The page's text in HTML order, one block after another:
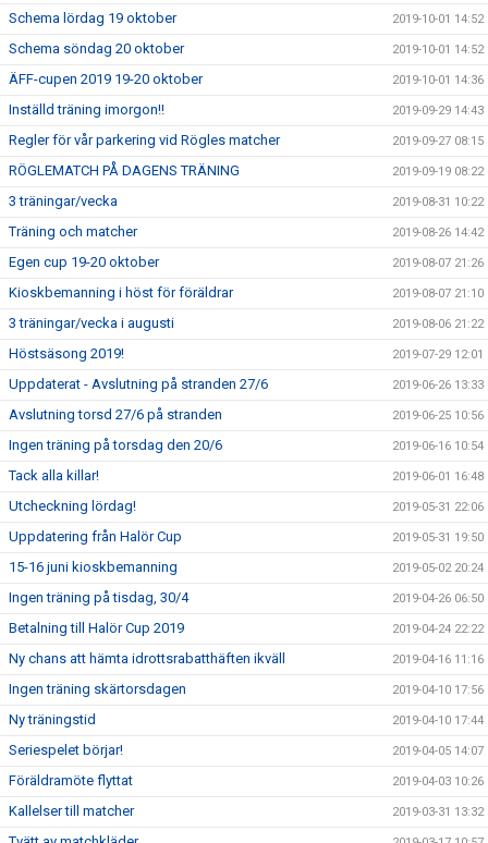
Schema lördag 19 oktober 2019-10-01 14:52
Schema söndag 20 oktober 2019-10-01 14:52
ÄFF-cupen 2019 19-20 oktober 2019-10-01 14:36
Inställd träning imorgon!! 2019-09-29 14:43
Regler för vår parkering vid Rögles matcher 2019-09-27 08:15
RÖGLEMATCH PÅ DAGENS TRÄNING 2019-09-19 08:22
3 träningar/vecka 2019-08-31 10:22
Träning och matcher 2019-08-26 14:42
Egen cup 19-20 oktober 2019-08-07 21:26
Kioskbemanning i höst för föräldrar 2019-08-07 21:10
3 träningar/vecka i augusti 2019-08-06 21:22
Höstsäsong 2019! 2019-07-29 12:01
Uppdaterat - Avslutning på stranden 27/6 2019-06-26 13:33
Avslutning torsd 27/6 på stranden 2019-06-25 10:56
Ingen träning på torsdag den 20/6 2019-06-16 10:54
Tack alla killar! 2019-06-01 16:48
Utcheckning lördag! 2019-05-31 22:06
Uppdatering från Halör Cup 2019-05-31 19:50
15-16 juni kioskbemanning 2019-05-02 20:24
Ingen träning på tisdag, 30/4 2019-04-26 06:50
Betalning till Halör Cup 2019 2019-04-24 22:22
Ny chans att hämta idrottsrabatthäften ikväll 2019-04-16 11:16
Ingen träning skärtorsdagen 2019-04-10 17:56
Ny träningstid 2019-04-10 17:44
Seriespelet börjar! 2019-04-05 14:07
Föräldramöte flyttat 2019-04-03 10:26
Kallelser till matcher 2019-03-31 13:32